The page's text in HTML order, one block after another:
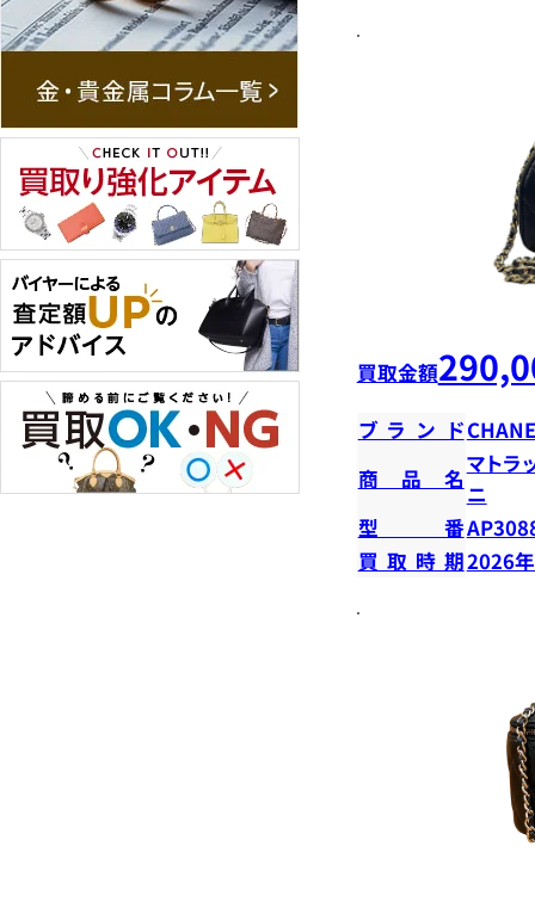
買取金額
ブランド
商品名
マトラ
ニ
型番
買取時期2026